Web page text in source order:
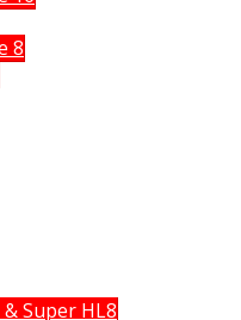
8
Super HL8